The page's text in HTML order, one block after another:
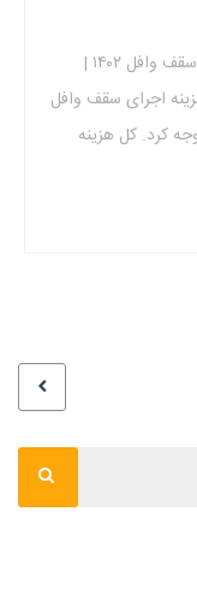
بررسی هزینه اجرای سقف وافل هزینه اجرای سقف وافل ۱۴۰۲ |
اجرای سقف وافل
کرد. کل هزینه
هزینه ی